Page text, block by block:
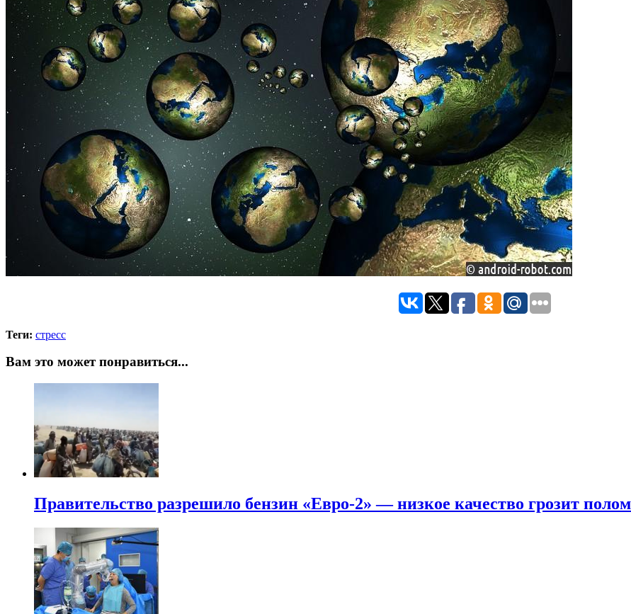
Теги: стресс
Вам это может понравиться...
Правительство разрешило бензин «Евро-2» — низкое качество грозит